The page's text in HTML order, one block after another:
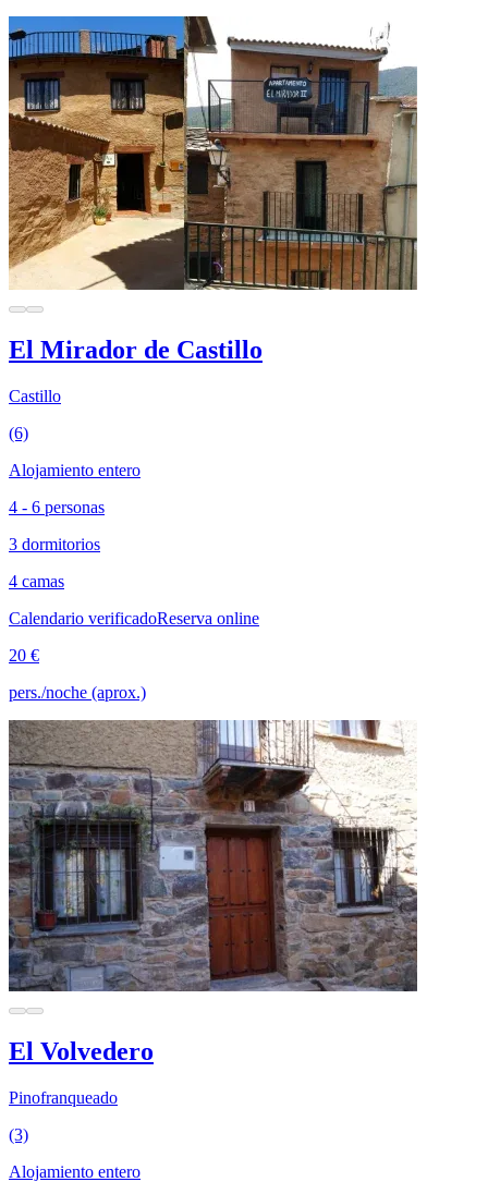
El Mirador de Castillo
Castillo
(6)
Alojamiento entero
4 - 6 personas
3 dormitorios
4 camas
Calendario verificadoReserva online
20 €
pers./noche (aprox.)
El Volvedero
Pinofranqueado
(3)
Alojamiento entero